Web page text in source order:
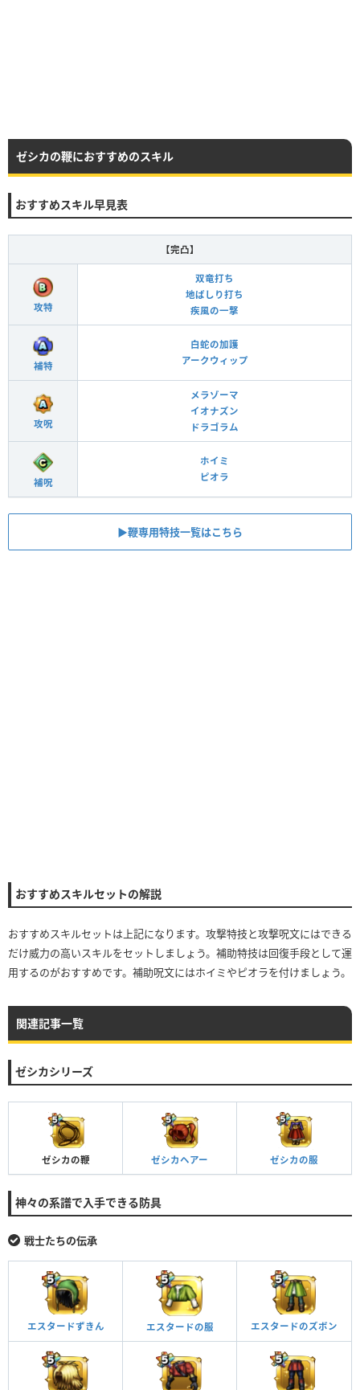
ゼシカの鞭におすすめのスキル
おすすめスキル早見表
【完凸】
攻特
双竜打ち
地ばしり打ち
疾風の一撃
補特
白蛇の加護
アークウィップ
攻呪
メラゾーマ
イオナズン
ドラゴラム
補呪
ホイミ
ピオラ
▶︎鞭専用特技一覧はこちら
おすすめスキルセットの解説
おすすめスキルセットは上記になります。攻撃特技と攻撃呪文にはできる
だけ威力の高いスキルをセットしましょう。補助特技は回復手段として運
用するのがおすすめです。補助呪文にはホイミやピオラを付けましょう。
関連記事一覧
ゼシカシリーズ
ゼシカの鞭 ゼシカヘアー ゼシカの服
神々の系譜で入手できる防具
戦士たちの伝承
エスタードずきん エスタードの服 エスタードのズボン